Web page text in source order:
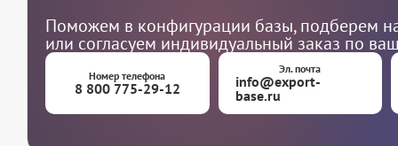
Поможем в конфигурации базы, подберем
или согласуем индивидуальный заказ по
Номер телефона
8 800 775-29-12
Эл. почта
info@export-
base.ru